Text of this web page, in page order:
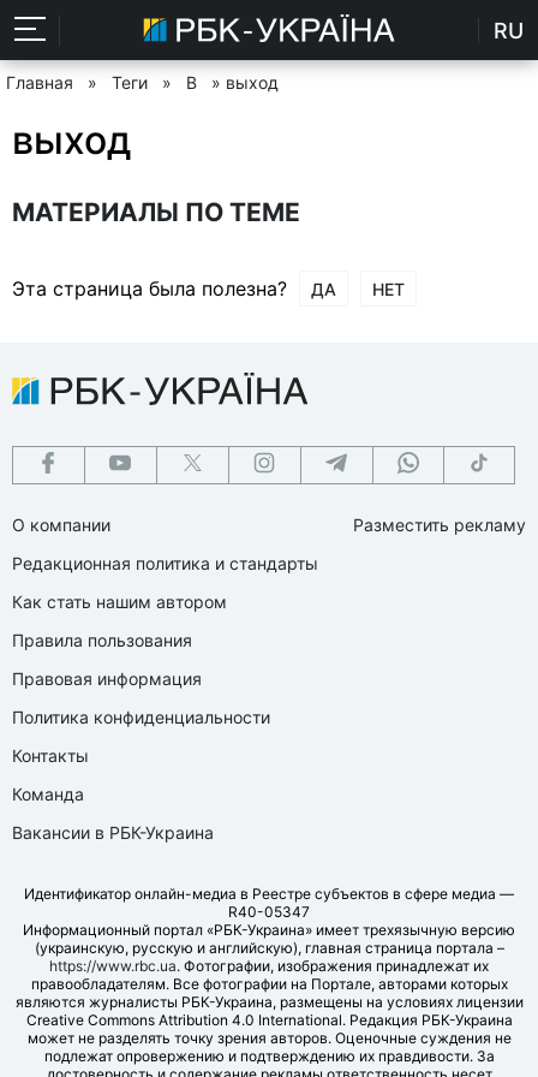
RU
Главная » Теги » В » выход
выход
МАТЕРИАЛЫ ПО ТЕМЕ
Эта страница была полезна? ДА НЕТ
О компании
Редакционная политика и стандарты
Как стать нашим автором
Правила пользования
Правовая информация
Политика конфиденциальности
Контакты
Команда
Вакансии в РБК-Украина
Разместить рекламу
Идентификатор онлайн-медиа в Реестре субъектов в сфере медиа —
R40-05347
Информационный портал «РБК-Украина» имеет трехязычную версию
(украинскую, русскую и английскую), главная страница портала –
https://www.rbc.ua. Фотографии, изображения принадлежат их
правообладателям. Все фотографии на Портале, авторами которых
являются журналисты РБК-Украина, размещены на условиях лицензии
Creative Commons Attribution 4.0 International. Редакция РБК-Украина
может не разделять точку зрения авторов. Оценочные суждения не
подлежат опровержению и подтверждению их правдивости. За